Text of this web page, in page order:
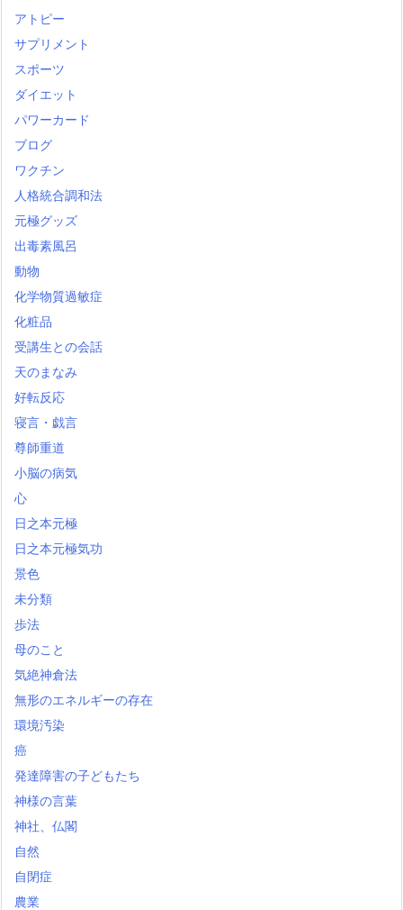
アトピー
サプリメント
スポーツ
ダイエット
パワーカード
ブログ
ワクチン
人格統合調和法
元極グッズ
出毒素風呂
動物
化学物質過敏症
化粧品
受講生との会話
天のまなみ
好転反応
寝言・戯言
尊師重道
小脳の病気
心
日之本元極
日之本元極気功
景色
未分類
歩法
母のこと
気絶神倉法
無形のエネルギーの存在
環境汚染
癌
発達障害の子どもたち
神様の言葉
神社、仏閣
自然
自閉症
農業